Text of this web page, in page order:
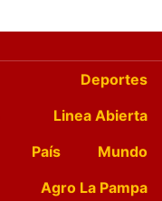
Deportes
Linea Abierta
País
Mundo
Agro La Pampa